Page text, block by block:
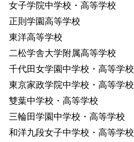
女子学院中学校・高等学校
正則学園高等学校
東洋高等学校
二松学舎大学附属高等学校
千代田女学園中学校・高等学校
東京家政学院中学校・高等学校
雙葉中学校・高等学校
三輪田学園中学校・高等学校
和洋九段女子中学校・高等学校